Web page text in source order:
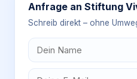
Anfrage an Stiftung
Schreib direkt – ohne